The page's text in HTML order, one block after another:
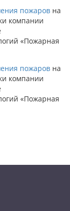
пожаров на
компании
«Пожарная
пожаров на
компании
«Пожарная